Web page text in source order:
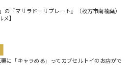
」の『マサラドーサプレート』（枚方市南楠葉）
】
に「キャラめる」ってカプセルトイのお店がで